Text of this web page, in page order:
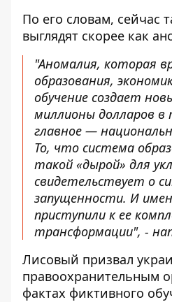
По его словам, сейчас
выглядят скорее как
"Аномалия, которая
образования,
обучение создает
миллионы долларов в
главное —
То, что система
такой «дырой» для
свидетельствует о
запущенности. И
приступили к ее
трансформации", -
Лисовый призвал
правоохранительным
фактах фиктивного